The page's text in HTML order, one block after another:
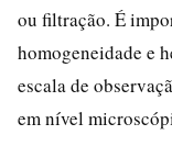
ou filtração. É
homogeneidade e
escala de
em nível